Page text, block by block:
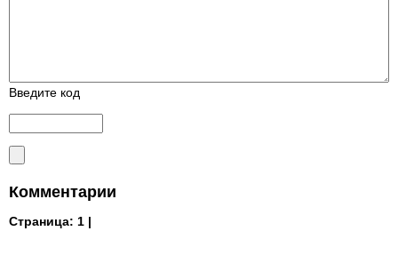
Введите код
Комментарии
Страница: 1 |